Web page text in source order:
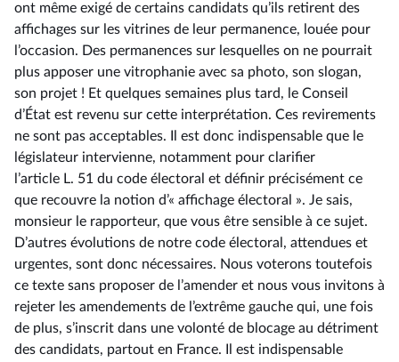
ont même exigé de certains candidats qu’ils retirent des
affichages sur les vitrines de leur permanence, louée pour
l’occasion. Des permanences sur lesquelles on ne pourrait
plus apposer une vitrophanie avec sa photo, son slogan,
son projet ! Et quelques semaines plus tard, le Conseil
d’État est revenu sur cette interprétation. Ces revirements
ne sont pas acceptables. Il est donc indispensable que le
législateur intervienne, notamment pour clarifier
l’article L. 51 du code électoral et définir précisément ce
que recouvre la notion d’« affichage électoral ». Je sais,
monsieur le rapporteur, que vous être sensible à ce sujet.
D’autres évolutions de notre code électoral, attendues et
urgentes, sont donc nécessaires. Nous voterons toutefois
ce texte sans proposer de l’amender et nous vous invitons à
rejeter les amendements de l’extrême gauche qui, une fois
de plus, s’inscrit dans une volonté de blocage au détriment
des candidats, partout en France. Il est indispensable